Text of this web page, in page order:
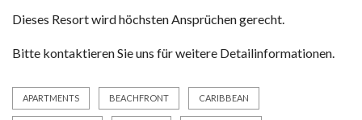
Dieses Resort wird höchsten Ansprüchen gerecht.
Bitte kontaktieren Sie uns für weitere Detailinformationen.
APARTMENTS BEACHFRONT CARIBBEAN